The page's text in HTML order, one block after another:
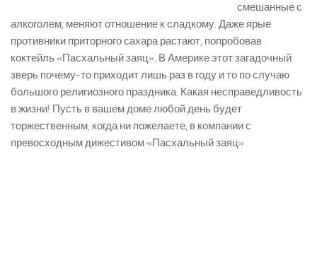
смешанные с
алкоголем, меняют отношение к сладкому. Даже ярые
противники приторного сахара растают, попробовав
коктейль «Пасхальный заяц». В Америке этот загадочный
зверь почему-то приходит лишь раз в году и то по случаю
большого религиозного праздника. Какая несправедливость
в жизни! Пусть в вашем доме любой день будет
торжественным, когда ни пожелаете, в компании с
превосходным дижестивом «Пасхальный заяц»